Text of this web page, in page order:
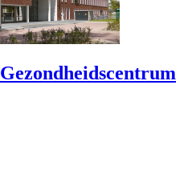
Gezondheidscentrum